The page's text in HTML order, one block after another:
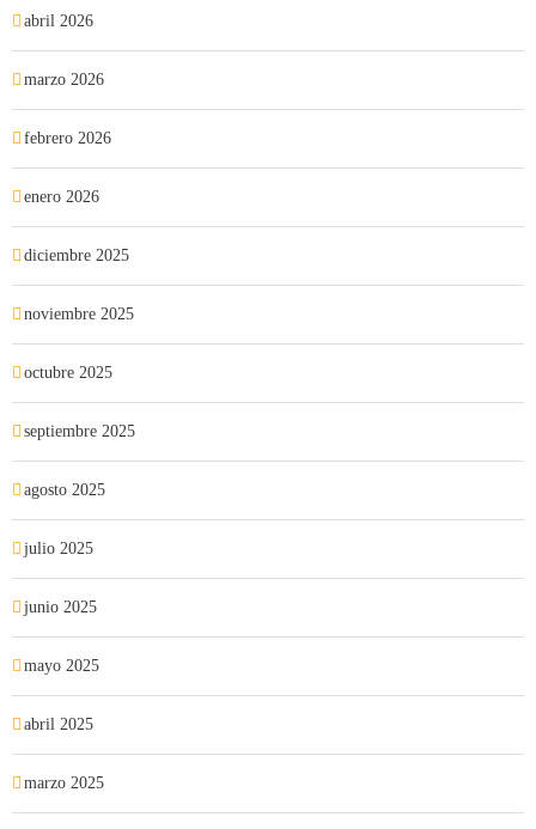
abril 2026
marzo 2026
febrero 2026
enero 2026
diciembre 2025
noviembre 2025
octubre 2025
septiembre 2025
agosto 2025
julio 2025
junio 2025
mayo 2025
abril 2025
marzo 2025